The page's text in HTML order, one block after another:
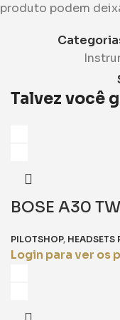
produto podem
Talvez você
BOSE A30
PILOTSHOP, HEADSETS
Login para ver os